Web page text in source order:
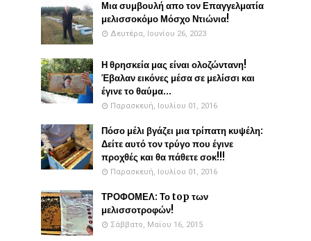
Μια συμβουλή απο τον Επαγγελματία
μελισσοκόμο Μόσχο Ντιώνια!
Δευτέρα, Ιουνίου 26, 2023
Η θρησκεία μας είναι ολοζώντανη!
Έβαλαν εικόνες μέσα σε μελίσσι και
έγινε το θαύμα...
Παρασκευή, Ιουλίου 01, 2016
Πόσο μέλι βγάζει μια τρίπατη κυψέλη:
Δείτε αυτό τον τρύγο που έγινε
προχθές και θα πάθετε σοκ!!!
Παρασκευή, Ιουλίου 01, 2016
ΤΡΟΦΟΜΕΛ: Το top των
μελισσοτροφών!
Σάββατο, Μαΐου 16, 2015